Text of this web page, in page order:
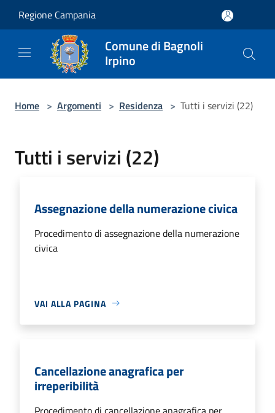
Regione Campania
Comune di Bagnoli
Irpino
Home > Argomenti > Residenza > Tutti i servizi (22)
Tutti i servizi (22)
Assegnazione della numerazione civica
Procedimento di assegnazione della numerazione
civica
VAI ALLA PAGINA
Cancellazione anagrafica per
irreperibilità